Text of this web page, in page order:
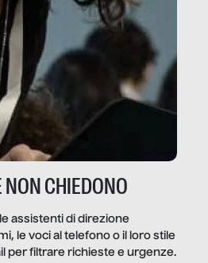
NON CHIEDONO
assistenti di direzione
le voci al telefono o il loro stile
per filtrare richieste e urgenze.